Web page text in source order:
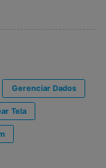
Gerenciar Dados
Tela